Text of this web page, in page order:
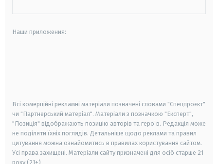
Наши приложения:
Всі комерційні рекламні матеріали позначені словами "Спецпроєкт"
чи "Партнерський матеріал". Матеріали з позначкою "Експерт",
"Позиція" відображають позицію авторів та героїв. Редакція може
не поділяти їхніх поглядів. Детальніше щодо реклами та правил
цитування можна ознайомитись в правилах користування сайтом.
Усі права захищені. Матеріали сайту призначені для осіб старше 21
року (21+)